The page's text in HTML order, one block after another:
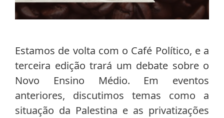
Estamos de volta com o Café Político, e a
terceira edição trará um debate sobre o
Novo Ensino Médio. Em eventos
anteriores, discutimos temas como a
situação da Palestina e as privatizações